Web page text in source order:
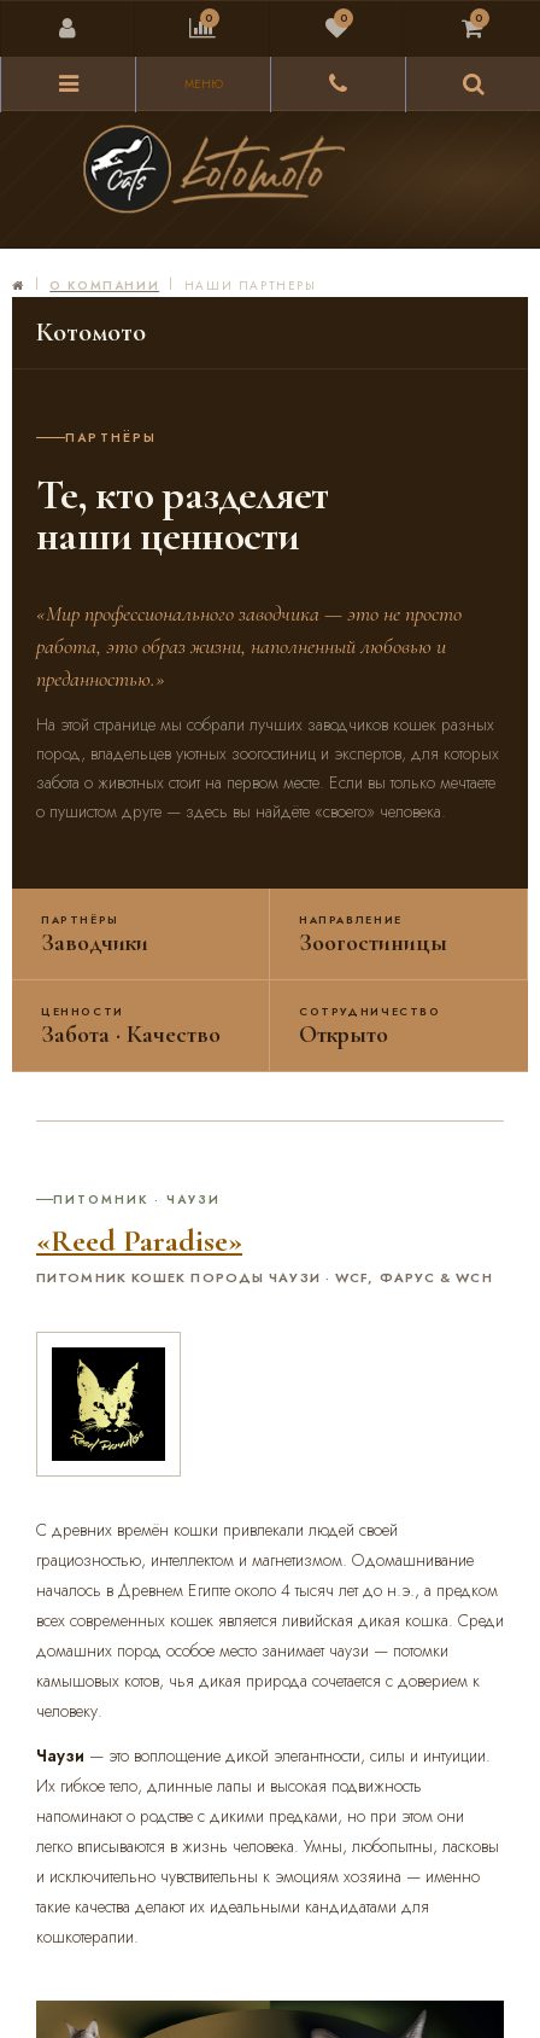
МЕНЮ
О КОМПАНИИ НАШИ ПАРТНЕРЫ
Котомото
ПАРТНЁРЫ
Те, кто разделяет
наши ценности
«Мир профессионального заводчика — это не просто
работа, это образ жизни, наполненный любовью и
преданностью.»
На этой странице мы собрали лучших заводчиков кошек разных
пород, владельцев уютных зоогостиниц и экспертов, для которых
забота о животных стоит на первом месте. Если вы только мечтаете
о пушистом друге — здесь вы найдёте «своего» человека.
ПАРТНЁРЫ
Заводчики
НАПРАВЛЕНИЕ
Зоогостиницы
ЦЕННОСТИ
Забота · Качество
СОТРУДНИЧЕСТВО
Открыто
ПИТОМНИК · ЧАУЗИ
«Reed Paradise»
ПИТОМНИК КОШЕК ПОРОДЫ ЧАУЗИ · WCF, ФАРУС & WCH
С древних времён кошки привлекали людей своей
грациозностью, интеллектом и магнетизмом. Одомашнивание
началось в Древнем Египте около 4 тысяч лет до н.э., а предком
всех современных кошек является ливийская дикая кошка. Среди
домашних пород особое место занимает чаузи — потомки
камышовых котов, чья дикая природа сочетается с доверием к
человеку.
Чаузи — это воплощение дикой элегантности, силы и интуиции.
Их гибкое тело, длинные лапы и высокая подвижность
напоминают о родстве с дикими предками, но при этом они
легко вписываются в жизнь человека. Умны, любопытны, ласковы
и исключительно чувствительны к эмоциям хозяина — именно
такие качества делают их идеальными кандидатами для
кошкотерапии.
0 0 0